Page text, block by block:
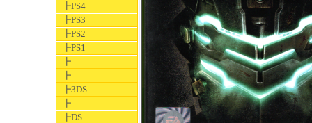
┣PS4
┣PS3
┣PS2
┣PS1
┣
┣
┣3DS
┣
┣DS